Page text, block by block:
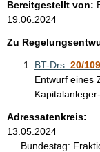
Bereitgestellt von:
19.06.2024
Zu
BT-Drs. 20/
Entwurf eines
Adressatenkreis:
13.05.2024
Bundestag: